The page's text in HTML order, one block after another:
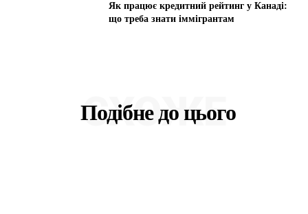
Як працює кредитний рейтинг у Канаді:
що треба знати іммігрантам
Подібне до цього
СХОЖЕ